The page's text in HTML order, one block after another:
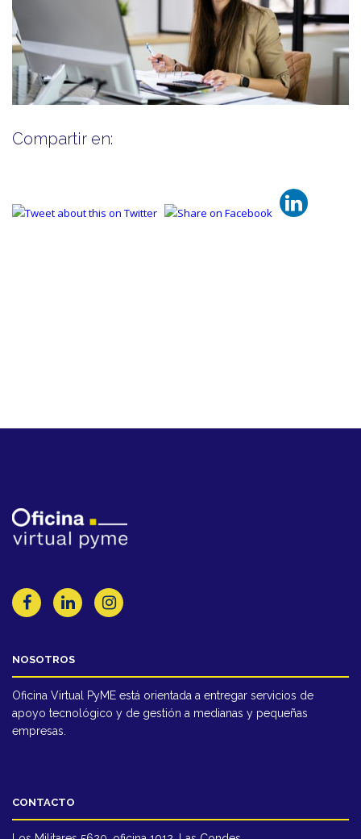
Compartir en:
NOSOTROS
Oficina Virtual PyME está orientada a entregar servicios de
apoyo tecnológico y de gestión a medianas y pequeñas
empresas.
CONTACTO